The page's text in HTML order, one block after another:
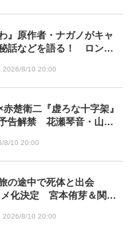
』原作者・ナガノがキャ
話などを語る！ ロング
2026/8/10 20:00
楚衛二『虚ろな十字架』
告解禁 花瀬琴音・山中
8/10 20:00
の途中で死体と出会
メ化決定 宮本侑芽＆関根
2026/8/10 20:00